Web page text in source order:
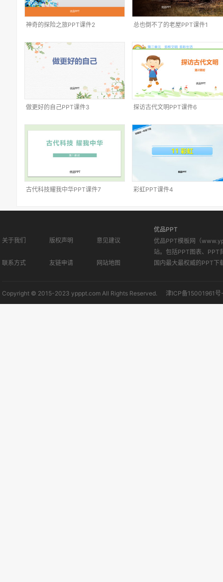
神奇的探险之旅PPT课件2 总也倒不了的老屋PPT课件1
做更好的自己PPT课件3 探访古代文明PPT课件6
古代科技耀我中华PPT课件7 彩虹PPT课件4
关于我们 版权声明 意见建议
联系方式 友链申请 网站地图
优品PPT
优品PPT模板网（
站。包括PPT图表、PPT
国内最大最权威的PPT下
Copyright © 2015-2023 ypppt.com All Rights Reserved. 津ICP备15001961号